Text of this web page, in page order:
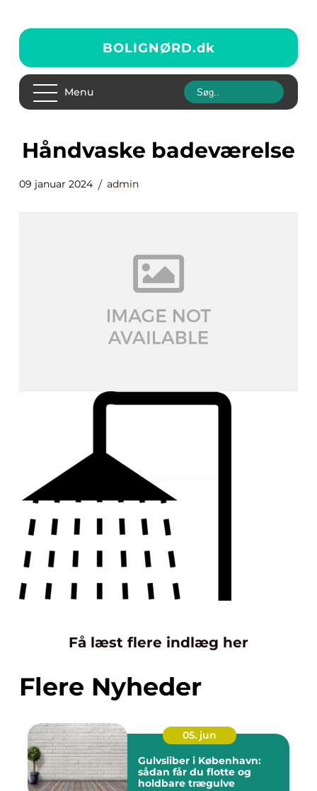
BOLIGNØRD.dk
Menu
håndvaske badeværelse
09 januar 2024 admin
Få læst flere indlæg her
Flere Nyheder
05. jun
Gulvsliber i København:
sådan får du flotte og
holdbare trægulve